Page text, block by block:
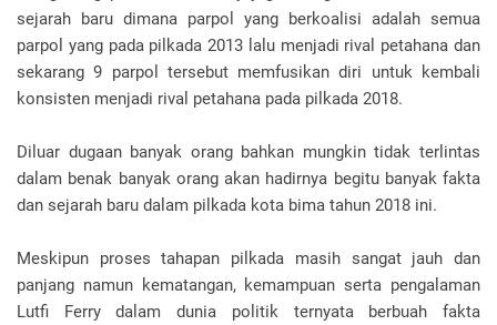
sejarah baru dimana parpol yang berkoalisi adalah semua
parpol yang pada pilkada 2013 lalu menjadi rival petahana dan
sekarang 9 parpol tersebut memfusikan diri untuk kembali
konsisten menjadi rival petahana pada pilkada 2018.
Diluar dugaan banyak orang bahkan mungkin tidak terlintas
dalam benak banyak orang akan hadirnya begitu banyak fakta
dan sejarah baru dalam pilkada kota bima tahun 2018 ini.
Meskipun proses tahapan pilkada masih sangat jauh dan
panjang namun kematangan, kemampuan serta pengalaman
Lutfi Ferry dalam dunia politik ternyata berbuah fakta